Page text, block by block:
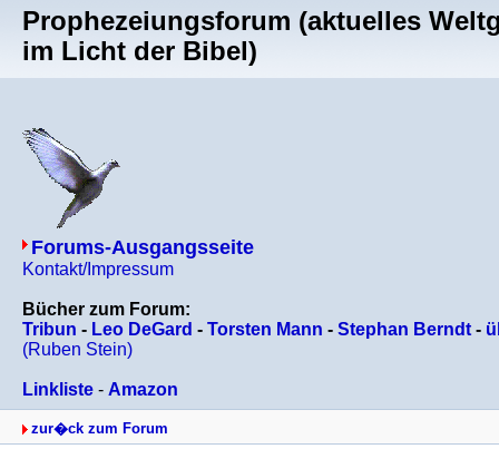
Prophezeiungsforum (aktuelles
im Licht der Bibel)
Forums-Ausgangsseite
Kontakt/Impressum
Bücher zum Forum:
Tribun - Leo DeGard - Torsten Mann - Stephan Berndt -
(Ruben Stein)
Linkliste - Amazon
zur�ck zum Forum